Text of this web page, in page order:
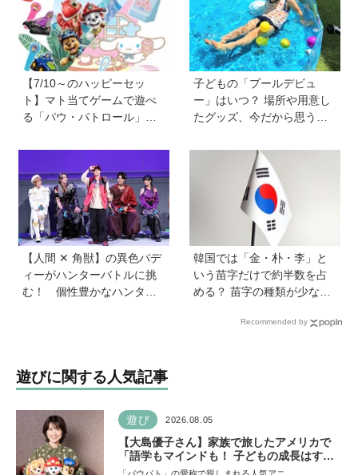
ほしい。子どもが観ればお
もちゃへの気持ちが変わる
かも！？」
【7/10～のハッピーセッ
ト】マト当てゲームで遊べ
る「パウ・パトロール」＆
「シナモロール」が登場！
新しい「ほんのハッピーセ
ット」にも注目
子どもの「プールデビュ
ー」はいつ？ 場所や用意し
たグッズ、今だから思う
ピソードを紹介《HugKum
【人間 ✕ 角獣】の異色バデ
ィーがハンターバトルに挑
む！ 個性豊かなハンター
韓国では「金・朴・李」と
いう苗字だけで約半数を占
める？ 苗字の種類が少ない
Recommended by
遊びに関する人気記事
遊び 2026.08.05
【大島優子さん】家族で旅したアメリカで
「語学もマインドも！ 子どもの成長はすご
かった」声優をつとめた映画『パウ・パトロ